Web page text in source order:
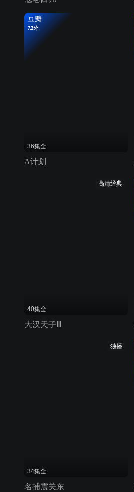
豆瓣
7.2分
36集全
A计划
高清经典
40集全
大汉天子Ⅲ
独播
34集全
名捕震关东